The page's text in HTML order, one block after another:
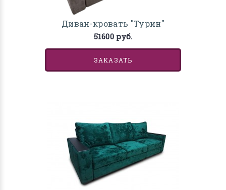
Диван-кровать "Турин"
51600 руб.
ЗАКАЗАТЬ